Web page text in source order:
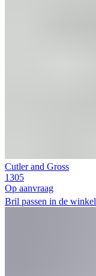
Cutler and Gross
1305
Op aanvraag
Bril passen in de winkel